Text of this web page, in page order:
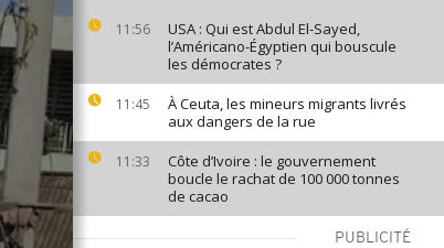
11:56
USA : Qui est Abdul El-Sayed,
l’Américano-Égyptien qui bouscule
les démocrates ?
11:45
À Ceuta, les mineurs migrants livrés
aux dangers de la rue
11:33
Côte d’Ivoire : le gouvernement
boucle le rachat de 100 000 tonnes
de cacao
PUBLICITÉ